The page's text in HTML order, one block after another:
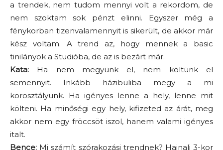
a trendek, nem tudom mennyi volt a rekordom, de
nem szoktam sok pénzt elinni. Egyszer még a
fénykorban tizenvalamennyit is sikerült, de akkor már
kész voltam. A trend az, hogy mennek a basic
tinilányok a Studióba, de az is bezárt már.
Kata: Ha nem megyünk el, nem költünk el
semennyit. Inkább házibuliba megy a mi
korosztályunk. Ha igényes lenne a hely, lenne mit
költeni. Ha minőségi egy hely, kifizeted az árát, meg
akkor nem egy fröccsöt iszol, hanem valami igényes
italt.
Bence: Mi számít szórakozási trendnek? Hajnali 3-kor